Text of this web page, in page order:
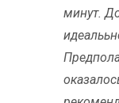
минут.